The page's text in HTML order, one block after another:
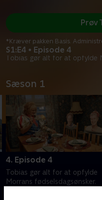
S1:E4 • Episode 4
Tobias gør alt for at opfylde
Prøv
*Kræver pakken Basis.
Sæson 1
4. Episode 4
Tobias gør alt for at opfylde
Morrans fødselsdagsønsker.